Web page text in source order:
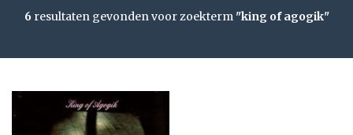
6resultaten gevonden voor zoekterm "king of agogik"